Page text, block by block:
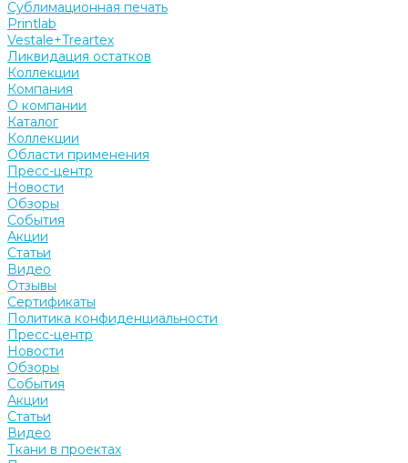
Сублимационная печать
Printlab
Vestale+Treartex
Ликвидация остатков
Коллекции
Компания
О компании
Каталог
Коллекции
Области применения
Пресс-центр
Новости
Обзоры
События
Акции
Статьи
Видео
Отзывы
Сертификаты
Политика конфиденциальности
Пресс-центр
Новости
Обзоры
События
Акции
Статьи
Видео
Ткани в проектах